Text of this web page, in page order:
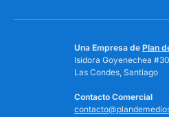
Una Empresa de Plan
Isidora Goyenechea
Las Condes, Santiago
Contacto Comercial